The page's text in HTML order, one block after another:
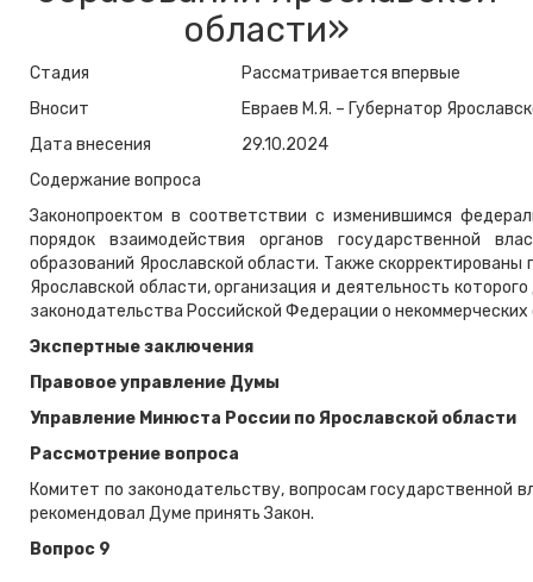
области»
Стадия
Рассматривается впервые
Вносит
Евраев М.Я. – Губернатор
Дата внесения
29.10.2024
Содержание вопроса
Законопроектом в соответствии с изменившимся
порядок взаимодействия органов государственной
образований Ярославской области. Также
Ярославской области, организация и деятельность
законодательства Российской Федерации о
Экспертные заключения
Правовое управление Думы
Управление Минюста России по Ярославской области
Рассмотрение вопроса
Комитет по законодательству, вопросам государственной
рекомендовал Думе принять Закон.
Вопрос 9